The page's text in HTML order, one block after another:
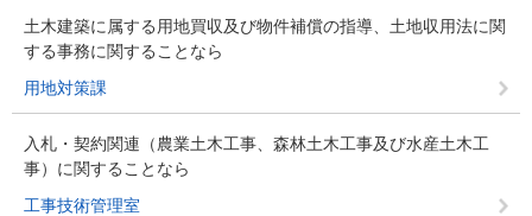
土木建築に属する用地買収及び物件補償の指導、土地収用法に関
する事務に関することなら
用地対策課
入札・契約関連（農業土木工事、森林土木工事及び水産土木工
事）に関することなら
工事技術管理室